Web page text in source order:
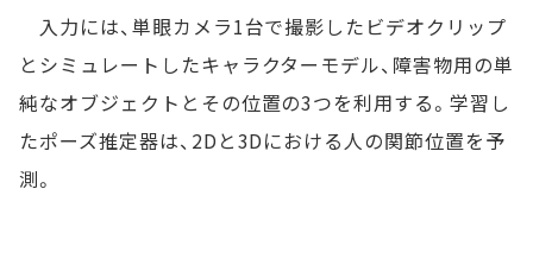
入力には、単眼カメラ1台で撮影したビデオクリップ
とシミュレートしたキャラクターモデル、障害物用の単
純なオブジェクトとその位置の3つを利用する。学習し
たポーズ推定器は、2Dと3Dにおける人の関節位置を予
測。